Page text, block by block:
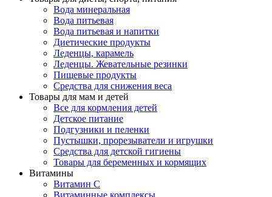
Вода минеральная
Вода питьевая
Вода питьевая и напитки
Диетические продукты
Леденцы, карамель
Леденцы. Жевательные резинки
Пищевые продукты
Средства для снижения веса
Товары для мам и детей
Все для кормления детей
Детское питание
Подгузники и пеленки
Пустышки, прорезыватели и игрушки
Средства для детской гигиены
Товары для беременных и кормящих
Витамины
Витамин С
Витаминные комплексы